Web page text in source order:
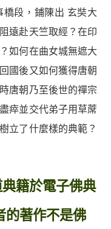
段，鋪陳出 玄奘大
遠赴天竺取經？在印
如何在曲女城無遮大
國後又如何獲得唐朝
唐朝乃至後世的禪宗
瘁並交代弟子用草蓆
立了什麼樣的典範？
籍於電子佛典
著作不是佛